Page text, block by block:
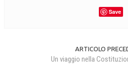
Save
ARTICOLO
Un viaggio nella